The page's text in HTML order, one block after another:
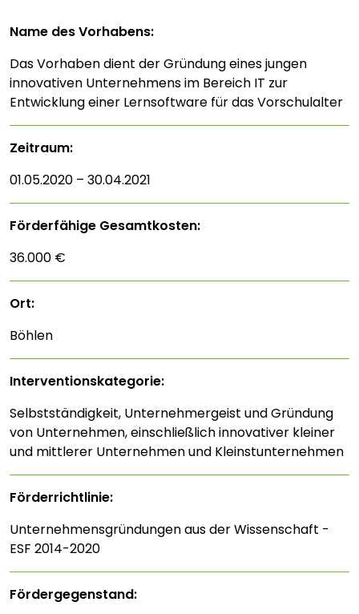
Name des Vorhabens:
Das Vorhaben dient der Gründung eines jungen
innovativen Unternehmens im Bereich IT zur
Entwicklung einer Lernsoftware für das Vorschulalter
Zeitraum:
01.05.2020 – 30.04.2021
Förderfähige Gesamtkosten:
36.000 €
Ort:
Böhlen
Interventions­kategorie:
Selbstständigkeit, Unternehmergeist und Gründung
von Unternehmen, einschließlich innovativer kleiner
und mittlerer Unternehmen und Kleinstunternehmen
Förderrichtlinie:
Unternehmensgründungen aus der Wissenschaft -
ESF 2014-2020
Fördergegenstand: